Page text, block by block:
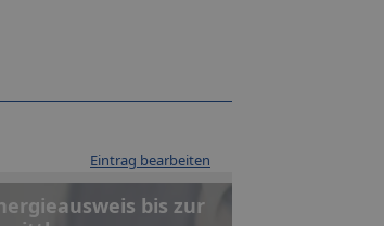
Eintrag bearbeiten
bis zur